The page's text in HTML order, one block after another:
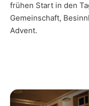
frühen Start in den
Gemeinschaft,
Advent.